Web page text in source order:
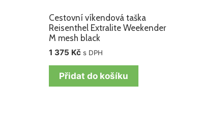
Cestovní víkendová taška
Reisenthel Extralite Weekender
M mesh black
1 375 Kč s DPH
Přidat do košíku